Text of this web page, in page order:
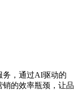
务，通过AI驱动的
的效率瓶颈，让品